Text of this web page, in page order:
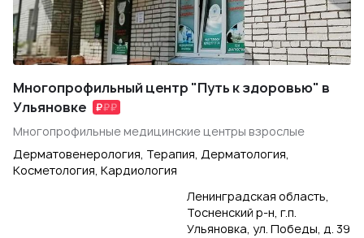
Многопрофильный центр "Путь к здоровью" в
Ульяновке
Многопрофильные медицинские центры взрослые
Дерматовенерология, Терапия, Дерматология,
Косметология, Кардиология
Ленинградская область,
Тосненский р-н, г.п.
Ульяновка, ул. Победы, д. 39